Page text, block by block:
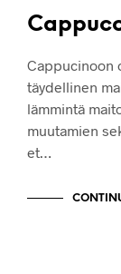
Cappucinoon
täydellinen
lämmintä
muutamien
et…